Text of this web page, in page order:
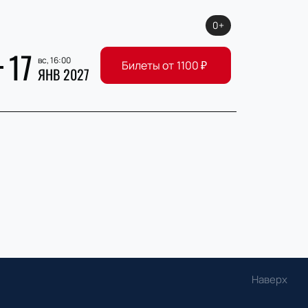
17 вс, 16:00
ЯНВ 2027
0+
Билеты от 1100₽
Наверх